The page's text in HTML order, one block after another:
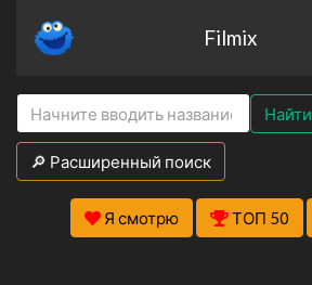
Filmix
Найти
🔎 Расширенный поиск
Я смотрю ТОП 50